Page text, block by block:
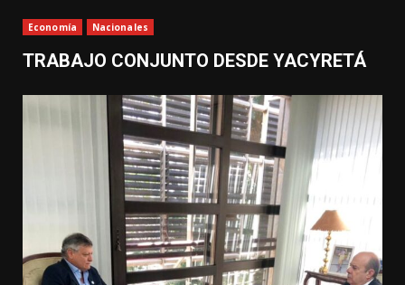
Economía Nacionales
TRABAJO CONJUNTO DESDE YACYRETÁ